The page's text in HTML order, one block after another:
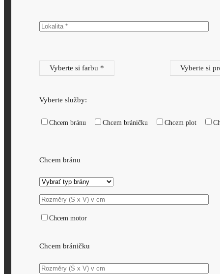
Vyberte si farbu * Vyberte si
Vyberte služby:
Chcem bránu Chcem bráničku Chcem plot
Chcem bránu
Chcem motor
Chcem bráničku